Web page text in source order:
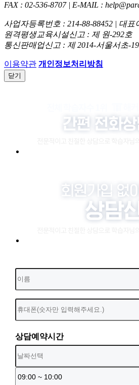
FAX : 02-536-8707 | E-MAIL :
사업자등록번호 : 214-88-88452 | 대표
원격평생교육시설신고 : 제 원-292호
통신판매업신고 : 제 2014-서울서초-
이용약관 개인정보처리방침
닫기
상담예약시간